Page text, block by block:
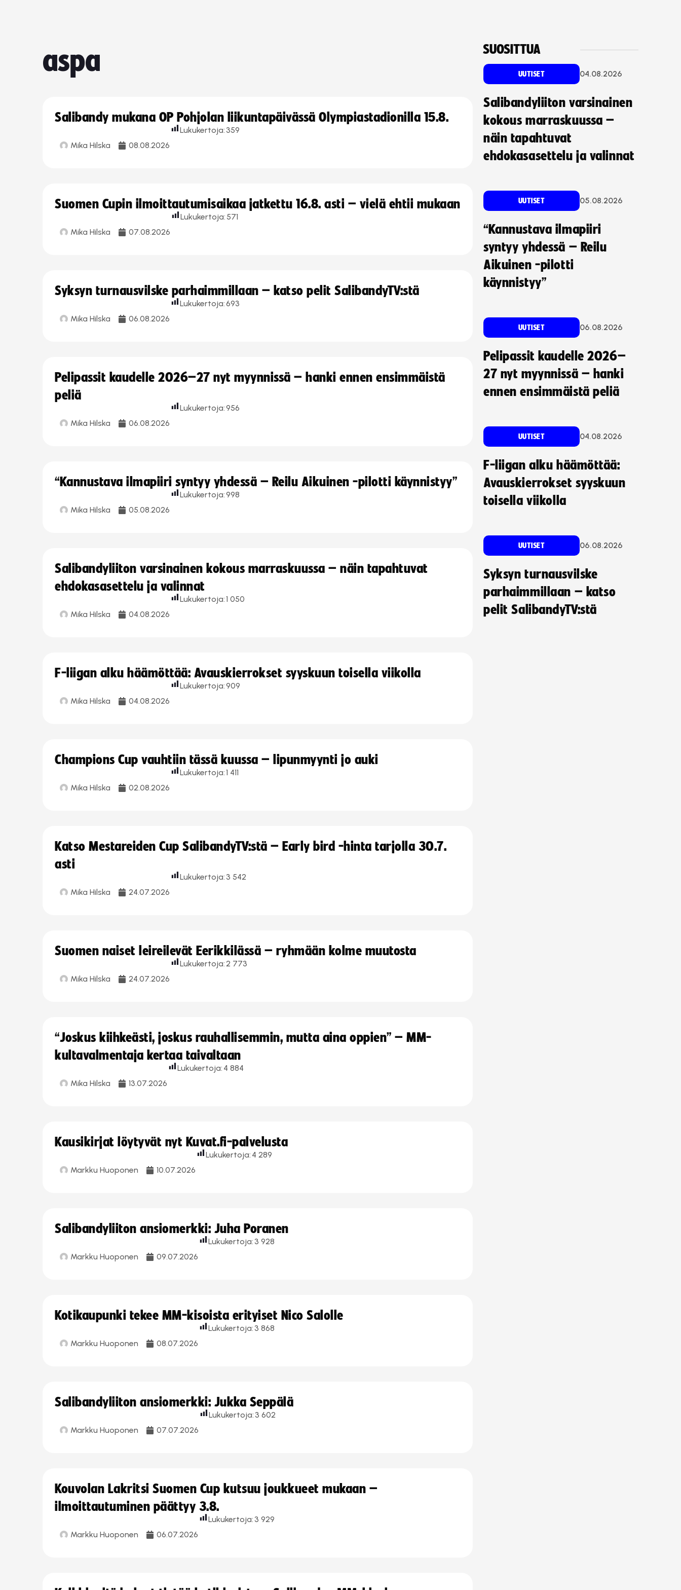
aspa
Salibandy mukana OP Pohjolan liikuntapäivässä Olympiastadionilla 15.8.
Mika Hilska 08.08.2026
Lukukertoja: 359
Suomen Cupin ilmoittautumisaikaa jatkettu 16.8. asti – vielä ehtii mukaan
Mika Hilska 07.08.2026
Lukukertoja: 571
Syksyn turnausvilske parhaimmillaan – katso pelit SalibandyTV:stä
Mika Hilska 06.08.2026
Lukukertoja:693
Pelipassit kaudelle 2026–27 nyt myynnissä – hanki ennen ensimmäistä
peliä
Mika Hilska 06.08.2026
Lukukertoja:956
“Kannustava ilmapiiri syntyy yhdessä – Reilu Aikuinen -pilotti käynnistyy”
Mika Hilska 05.08.2026
Lukukertoja:998
Salibandyliiton varsinainen kokous marraskuussa – näin tapahtuvat
ehdokasasettelu ja valinnat
Mika Hilska 04.08.2026
Lukukertoja:1 050
F-liigan alku häämöttää: Avauskierrokset syyskuun toisella viikolla
Mika Hilska 04.08.2026
Lukukertoja:909
Champions Cup vauhtiin tässä kuussa – lipunmyynti jo auki
Mika Hilska 02.08.2026
Lukukertoja:1 411
Katso Mestareiden Cup SalibandyTV:stä – Early bird -hinta tarjolla 30.7.
asti
Mika Hilska 24.07.2026
Lukukertoja: 3 542
Suomen naiset leireilevät Eerikkilässä – ryhmään kolme muutosta
Mika Hilska 24.07.2026
Lukukertoja:2 773
“Joskus kiihkeästi, joskus rauhallisemmin, mutta aina oppien” – MM-
kultavalmentaja kertaa taivaltaan
Mika Hilska 13.07.2026
Lukukertoja: 4 884
Kausikirjat löytyvät nyt Kuvat.fi-palvelusta
Markku Huoponen 10.07.2026
Lukukertoja: 4 289
Salibandyliiton ansiomerkki: Juha Poranen
Markku Huoponen 09.07.2026
Lukukertoja: 3 928
Kotikaupunki tekee MM-kisoista erityiset Nico Salolle
Markku Huoponen 08.07.2026
Lukukertoja: 3 868
Salibandyliiton ansiomerkki: Jukka Seppälä
Markku Huoponen 07.07.2026
Lukukertoja: 3 602
Kouvolan Lakritsi Suomen Cup kutsuu joukkueet mukaan –
ilmoittautuminen päättyy 3.8.
Markku Huoponen 06.07.2026
Lukukertoja: 3 929
SUOSITTUA
UUTISET 04.08.2026
Salibandyliiton varsinainen
kokous marraskuussa –
näin tapahtuvat
ehdokasasettelu ja valinnat
UUTISET 05.08.2026
“Kannustava ilmapiiri
syntyy yhdessä – Reilu
Aikuinen -pilotti
käynnistyy”
UUTISET 06.08.2026
Pelipassit kaudelle 2026–
27 nyt myynnissä – hanki
ennen ensimmäistä peliä
UUTISET 04.08.2026
F-liigan alku häämöttää:
Avauskierrokset syyskuun
toisella viikolla
UUTISET 06.08.2026
Syksyn turnausvilske
parhaimmillaan – katso
pelit SalibandyTV:stä